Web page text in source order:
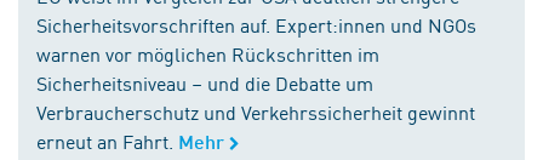
Sicherheitsvorschriften auf. Expert:innen und NGOs
warnen vor möglichen Rückschritten im
Sicherheitsniveau – und die Debatte um
Verbraucherschutz und Verkehrssicherheit gewinnt
erneut an Fahrt. Mehr